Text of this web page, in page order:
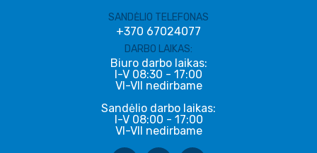
SANDĖLIO TELEFONAS
+370 67024077
DARBO LAIKAS:
Biuro darbo laikas:
I-V 08:30 - 17:00
VI-VII nedirbame
Sandėlio darbo laikas:
I-V 08:00 - 17:00
VI-VII nedirbame